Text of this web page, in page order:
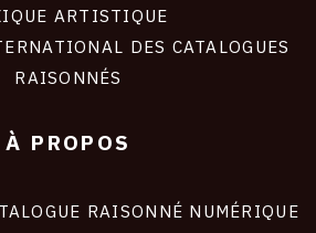
ARTISTIQUE
DES CATALOGUES
RAISONNÉS
À PROPOS
RAISONNÉ NUMÉRIQUE